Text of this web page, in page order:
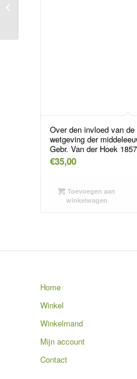
Over den invloed van
wetgeving der
Gebr. Van der Hoek 1857
€35,00
Toevoegen aan
winkelwagen
Home
Winkel
Winkelmand
Mijn account
Contact